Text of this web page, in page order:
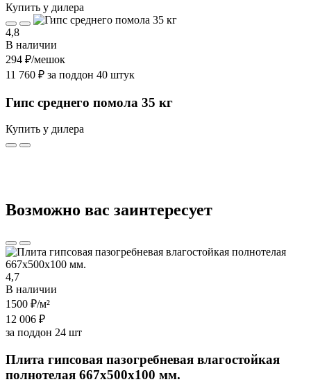
Купить у дилера
4,8
В наличии
294 ₽/мешок
11 760 ₽ за поддон 40 штук
Гипс среднего помола 35 кг
Купить у дилера
Возможно вас заинтересует
4,7
В наличии
1500 ₽/м²
12 006 ₽
за поддон 24 шт
Плита гипсовая пазогребневая влагостойкая
полнотелая 667х500х100 мм.